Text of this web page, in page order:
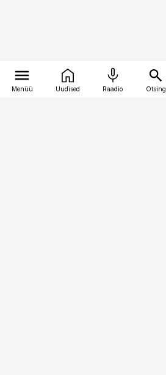
Menüü Uudised Raadio Otsing